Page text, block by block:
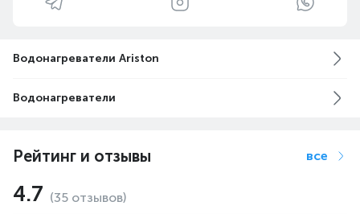
Водонагреватели Ariston
Водонагреватели
Рейтинг и отзывы все
4.7 (35 отзывов)